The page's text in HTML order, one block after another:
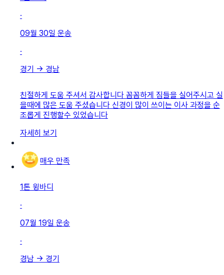
·
09월 30일 운송
·
경기 → 경남
친절하게 도움 주셔서 감사합니다 꼼꼼하게 짐들을 실어주시고 실
을때에 많은 도움 주셨습니다 신경이 많이 쓰이는 이사 과정을 순
조롭게 진행할수 있었습니다
자세히 보기
매우 만족
1톤 윙바디
·
07월 19일 운송
·
경남 → 경기